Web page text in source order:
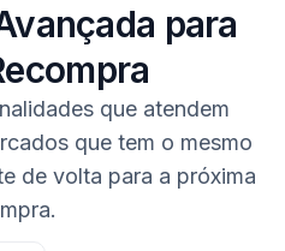
para
que atendem
que tem o mesmo
de volta para a próxima